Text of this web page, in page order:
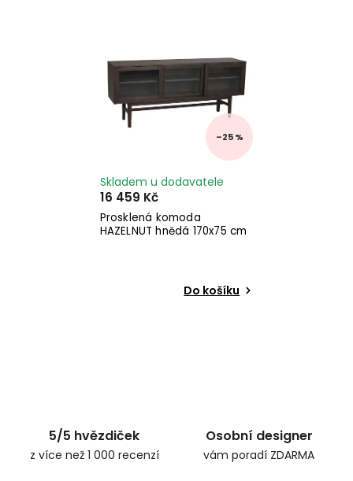
–25 %
Prosklená komoda
HAZELNUT hnědá 170x75 cm
Skladem u dodavatele
16 459 Kč
Do košíku
5/5 hvězdiček
z více než 1 000 recenzí
Osobní designer
vám poradí ZDARMA